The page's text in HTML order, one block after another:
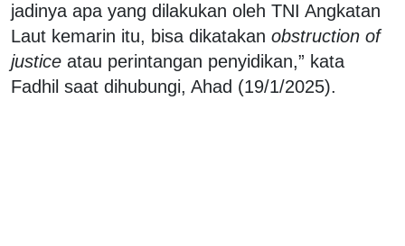
jadinya apa yang dilakukan oleh TNI Angkatan
Laut kemarin itu, bisa dikatakan obstruction of
justice atau perintangan penyidikan,” kata
Fadhil saat dihubungi, Ahad (19/1/2025).